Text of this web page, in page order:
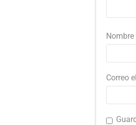
Nombre
Correo